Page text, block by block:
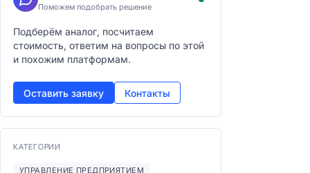
Поможем подобрать решение
Подберём аналог, посчитаем
стоимость, ответим на вопросы по этой
и похожим платформам.
Оставить заявку Контакты
КАТЕГОРИИ
УПРАВЛЕНИЕ ПРЕДПРИЯТИЕМ